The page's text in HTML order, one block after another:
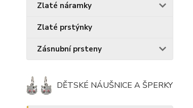
Zlaté náramky
Zlaté prstýnky
Zásnubní prsteny
DĚTSKÉ NÁUŠNICE A ŠPERKY